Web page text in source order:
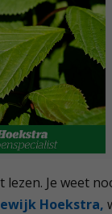
Je weet
Hoekstra,